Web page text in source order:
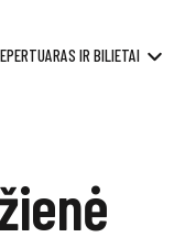
IR BILIETAI